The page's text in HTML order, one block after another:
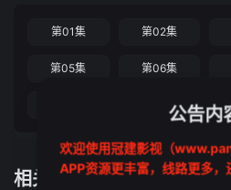
第01集 第02集
第05集 第06集
第10集
相关推荐
公告内
欢迎使用冠建影视（
APP资源更丰富，线路更多，